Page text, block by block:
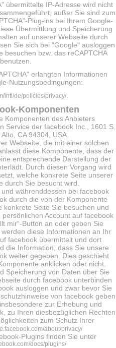
übermittelte IP-Adresse wird nicht
außer Sie sind zum
Plug-ins bei Ihrem Google-
Übermittlung und Speicherung
auf unserer Webseite durch
Sie sich bei "Google" ausloggen
besuchen bzw. das reCAPTCHA
erlangten Informationen
Nutzungsbedingungen:
intl/de/policies/privacy/
Komponenten
Komponenten des Anbieters
Service der facebook Inc., 1601 S.
CA 94304, USA.
Webseite, die mit einer solchen
diese Komponente, dass der
entsprechende Darstellung der
Durch diesen Vorgang wird
welche konkrete Seite unserer
durch Sie besucht wird.
währenddessen bei facebook
durch die von der Komponente
Seite Sie besuchen und
Account auf facebook
mir“-Button an oder geben Sie
diese Informationen an Ihr
facebook übermittelt und dort
die Information, dass Sie unsere
weiter gegeben. Dies geschieht
anklicken oder nicht.
Speicherung von Daten über Sie
durch facebook unterbinden
ausloggen und zwar bevor Sie
von facebook geben
zur Erhebung und
zu Ihren diesbezüglichen Rechten
zum Schutz Ihrer
about/privacy/
Plugins finden Sie unter
docs/plugins/